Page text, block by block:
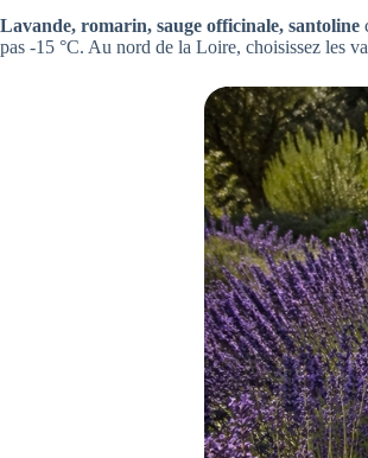
Lavande, romarin, sauge officinale, santoline
pas -15 °C. Au nord de la Loire, choisissez les